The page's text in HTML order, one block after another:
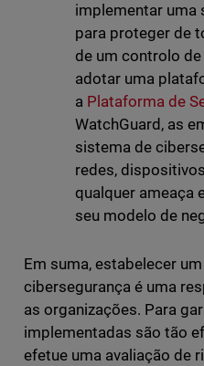
implementar uma
para proteger de
de um controlo
adotar uma
a Plataforma de
WatchGuard, as
sistema de
redes,
qualquer ameaça
seu modelo de
Em suma, estabelecer
cibersegurança é uma
as organizações. Para
implementadas são tão
efetue uma avaliação de